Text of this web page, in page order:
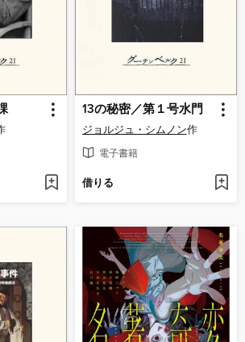
13の秘密／第１号水門
ジョルジュ・シムノン作
電子書籍
借りる